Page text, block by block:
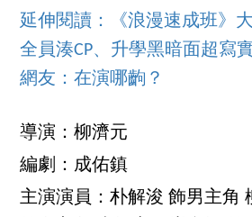
延伸閱讀：《浪漫速成班》
全員湊CP、升學黑暗面超寫
網友：在演哪齣？
導演：柳濟元
編劇：成佑鎮
主演演員：朴解浚 飾男主角